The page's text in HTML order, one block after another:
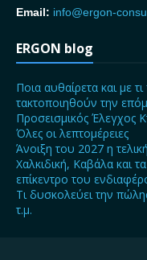
Email: info@ergon-
ERGON blog
Ποια αυθαίρετα και με
τακτοποιηθούν την
Προσεισμικός Έλεγχος
Όλες οι λεπτομέρειες
Άνοιξη του 2027 η
Χαλκιδική, Καβάλα και
επίκεντρο του
Τι δυσκολεύει την
τ.μ.